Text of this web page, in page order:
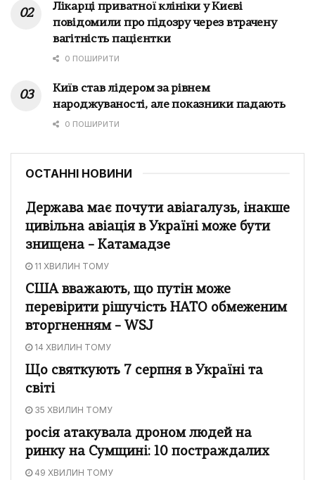
Лікарці приватної клініки у Києві
повідомили про підозру через втрачену
вагітність пацієнтки
0 ПОШИРИТИ
Київ став лідером за рівнем
народжуваності, але показники падають
0 ПОШИРИТИ
ОСТАННІ НОВИНИ
Держава має почути авіагалузь, інакше
цивільна авіація в Україні може бути
знищена – Катамадзе
11 ХВИЛИН ТОМУ
США вважають, що путін може
перевірити рішучість НАТО обмеженим
вторгненням – WSJ
14 ХВИЛИН ТОМУ
Що святкують 7 серпня в Україні та
світі
35 ХВИЛИН ТОМУ
росія атакувала дроном людей на
ринку на Сумщині: 10 постраждалих
49 ХВИЛИН ТОМУ